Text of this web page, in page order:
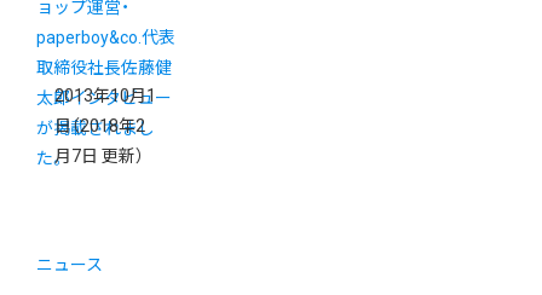
2013年10月1
日（2018年2
月7日 更新）
ニュース